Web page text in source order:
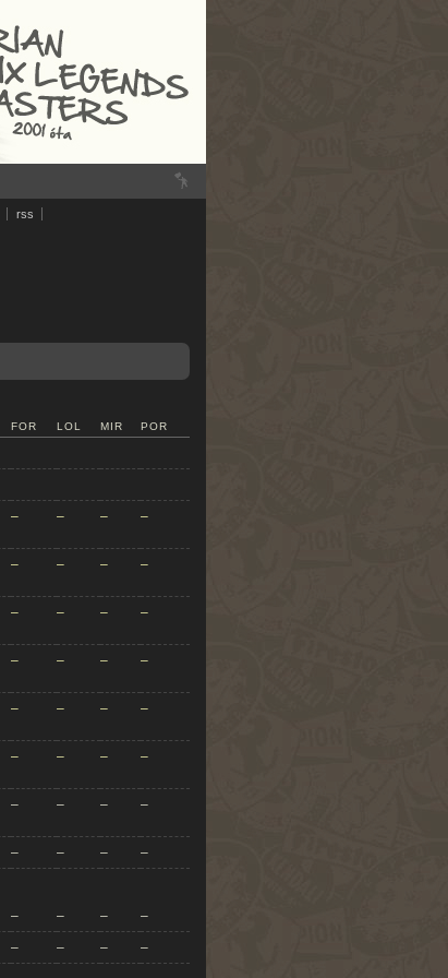
rss
FOR LOL MIR POR
– – – –
– – – –
– – – –
– – – –
– – – –
– – – –
– – – –
– – – –
– – – –
– – – –